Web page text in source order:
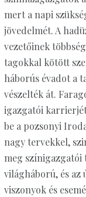
mert a napi
jövedelmét. A
vezetőinek
tagokkal kötött
háborús évadot a
vészelték át.
igazgatói
be a pozsonyi
nagy tervekkel,
meg színigazgatói
világháború, és az
viszonyok és